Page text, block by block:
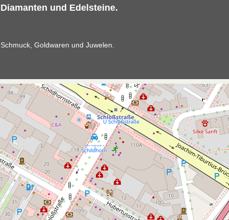
Diamanten und Edelsteine.
Schmuck, Goldwaren und Juwelen.